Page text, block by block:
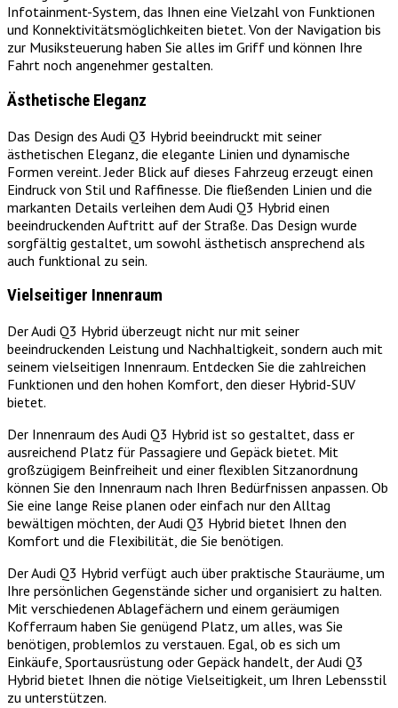
Infotainment-System, das Ihnen eine Vielzahl von Funktionen
und Konnektivitätsmöglichkeiten bietet. Von der Navigation bis
zur Musiksteuerung haben Sie alles im Griff und können Ihre
Fahrt noch angenehmer gestalten.
Ästhetische Eleganz
Das Design des Audi Q3 Hybrid beeindruckt mit seiner
ästhetischen Eleganz, die elegante Linien und dynamische
Formen vereint. Jeder Blick auf dieses Fahrzeug erzeugt einen
Eindruck von Stil und Raffinesse. Die fließenden Linien und die
markanten Details verleihen dem Audi Q3 Hybrid einen
beeindruckenden Auftritt auf der Straße. Das Design wurde
sorgfältig gestaltet, um sowohl ästhetisch ansprechend als
auch funktional zu sein.
Vielseitiger Innenraum
Der Audi Q3 Hybrid überzeugt nicht nur mit seiner
beeindruckenden Leistung und Nachhaltigkeit, sondern auch mit
seinem vielseitigen Innenraum. Entdecken Sie die zahlreichen
Funktionen und den hohen Komfort, den dieser Hybrid-SUV
bietet.
Der Innenraum des Audi Q3 Hybrid ist so gestaltet, dass er
ausreichend Platz für Passagiere und Gepäck bietet. Mit
großzügigem Beinfreiheit und einer flexiblen Sitzanordnung
können Sie den Innenraum nach Ihren Bedürfnissen anpassen. Ob
Sie eine lange Reise planen oder einfach nur den Alltag
bewältigen möchten, der Audi Q3 Hybrid bietet Ihnen den
Komfort und die Flexibilität, die Sie benötigen.
Der Audi Q3 Hybrid verfügt auch über praktische Stauräume, um
Ihre persönlichen Gegenstände sicher und organisiert zu halten.
Mit verschiedenen Ablagefächern und einem geräumigen
Kofferraum haben Sie genügend Platz, um alles, was Sie
benötigen, problemlos zu verstauen. Egal, ob es sich um
Einkäufe, Sportausrüstung oder Gepäck handelt, der Audi Q3
Hybrid bietet Ihnen die nötige Vielseitigkeit, um Ihren Lebensstil
zu unterstützen.